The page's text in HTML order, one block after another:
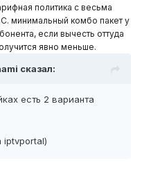
политика с весьма
минимальный комбо пакет у
если вычесть оттуда
явно меньше.
сказал:
есть 2 варианта
iptvportal)